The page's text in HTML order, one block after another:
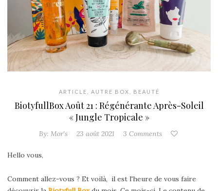
ARTICLE AUTRE BOX BEAUTÉ
BiotyfullBox Août 21 : Régénérante Après-Soleil
« Jungle Tropicale »
By: Mor's 23 août 2021 3 Comments
Hello vous,
Comment allez-vous ? Et voilà, il est l'heure de vous faire